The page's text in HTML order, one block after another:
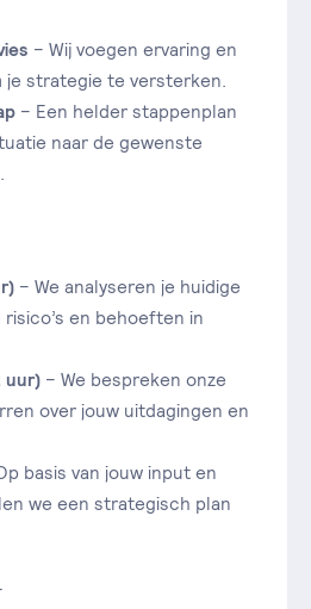
– Wij voegen ervaring en
je strategie te versterken.
– Een helder stappenplan
naar de gewenste
– We analyseren je huidige
en behoeften in
uur) – We bespreken onze
over jouw uitdagingen en
basis van jouw input en
we een strategisch plan